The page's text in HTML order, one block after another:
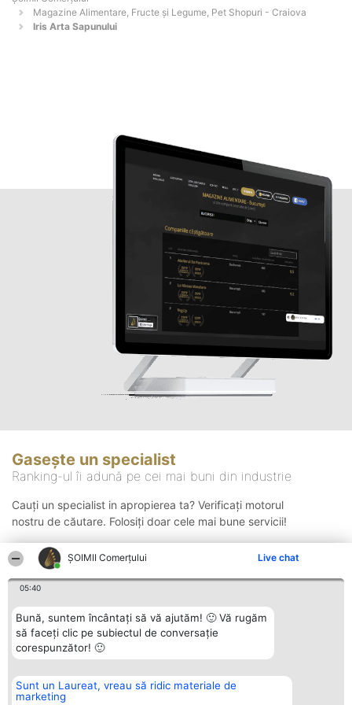
ȘOIMII Comerțului Live chat
05:40
Bună, suntem încântați să vă ajutăm! 🙂 Vă rugăm
să faceți clic pe subiectul de conversație
corespunzător! 🙂
Sunt un Laureat, vreau să ridic materiale de
marketing
Magazine Alimentare, Fructe și Legume, Pet Shopuri - Craiova
Iris Arta Sapunului
Gasește un specialist
Ranking-ul îi adună pe cei mai buni din industrie
Cauți un specialist in apropierea ta? Verificați motorul
nostru de căutare. Folosiți doar cele mai bune servicii!
Organizator Ranking
BRIGHT SOLUTIONS BR SRL
Plebiscyt Contact